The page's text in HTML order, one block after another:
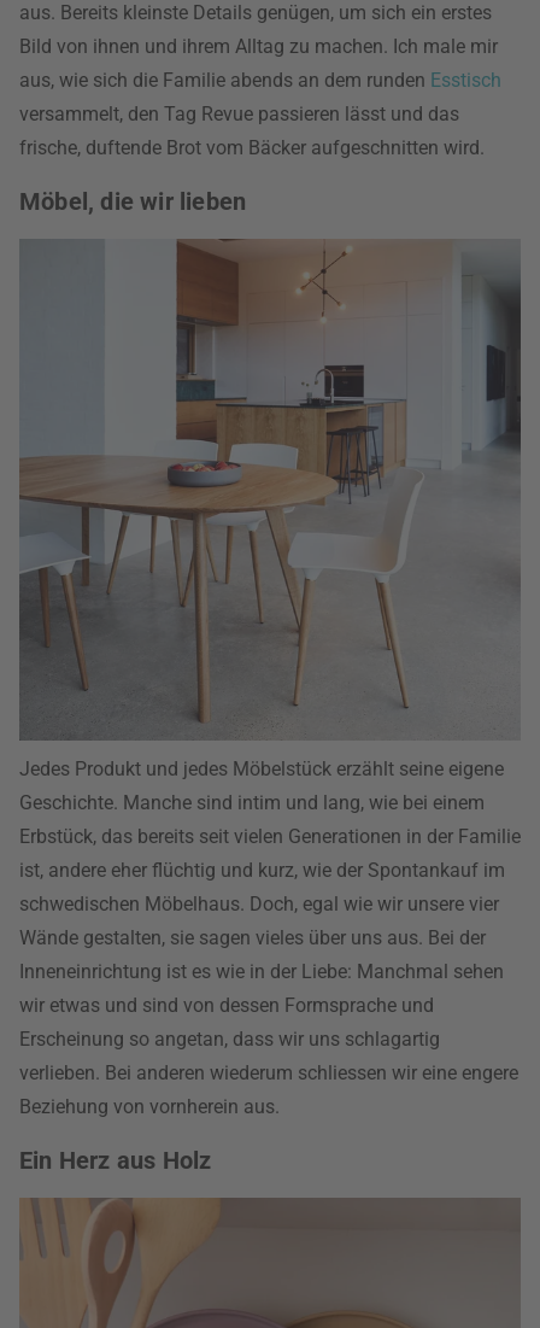
aus. Bereits kleinste Details genügen, um sich ein erstes
Bild von ihnen und ihrem Alltag zu machen. Ich male mir
aus, wie sich die Familie abends an dem runden Esstisch
versammelt, den Tag Revue passieren lässt und das
frische, duftende Brot vom Bäcker aufgeschnitten wird.
Möbel, die wir lieben
Jedes Produkt und jedes Möbelstück erzählt seine eigene
Geschichte. Manche sind intim und lang, wie bei einem
Erbstück, das bereits seit vielen Generationen in der Familie
ist, andere eher flüchtig und kurz, wie der Spontankauf im
schwedischen Möbelhaus. Doch, egal wie wir unsere vier
Wände gestalten, sie sagen vieles über uns aus. Bei der
Inneneinrichtung ist es wie in der Liebe: Manchmal sehen
wir etwas und sind von dessen Formsprache und
Erscheinung so angetan, dass wir uns schlagartig
verlieben. Bei anderen wiederum schliessen wir eine engere
Beziehung von vornherein aus.
Ein Herz aus Holz